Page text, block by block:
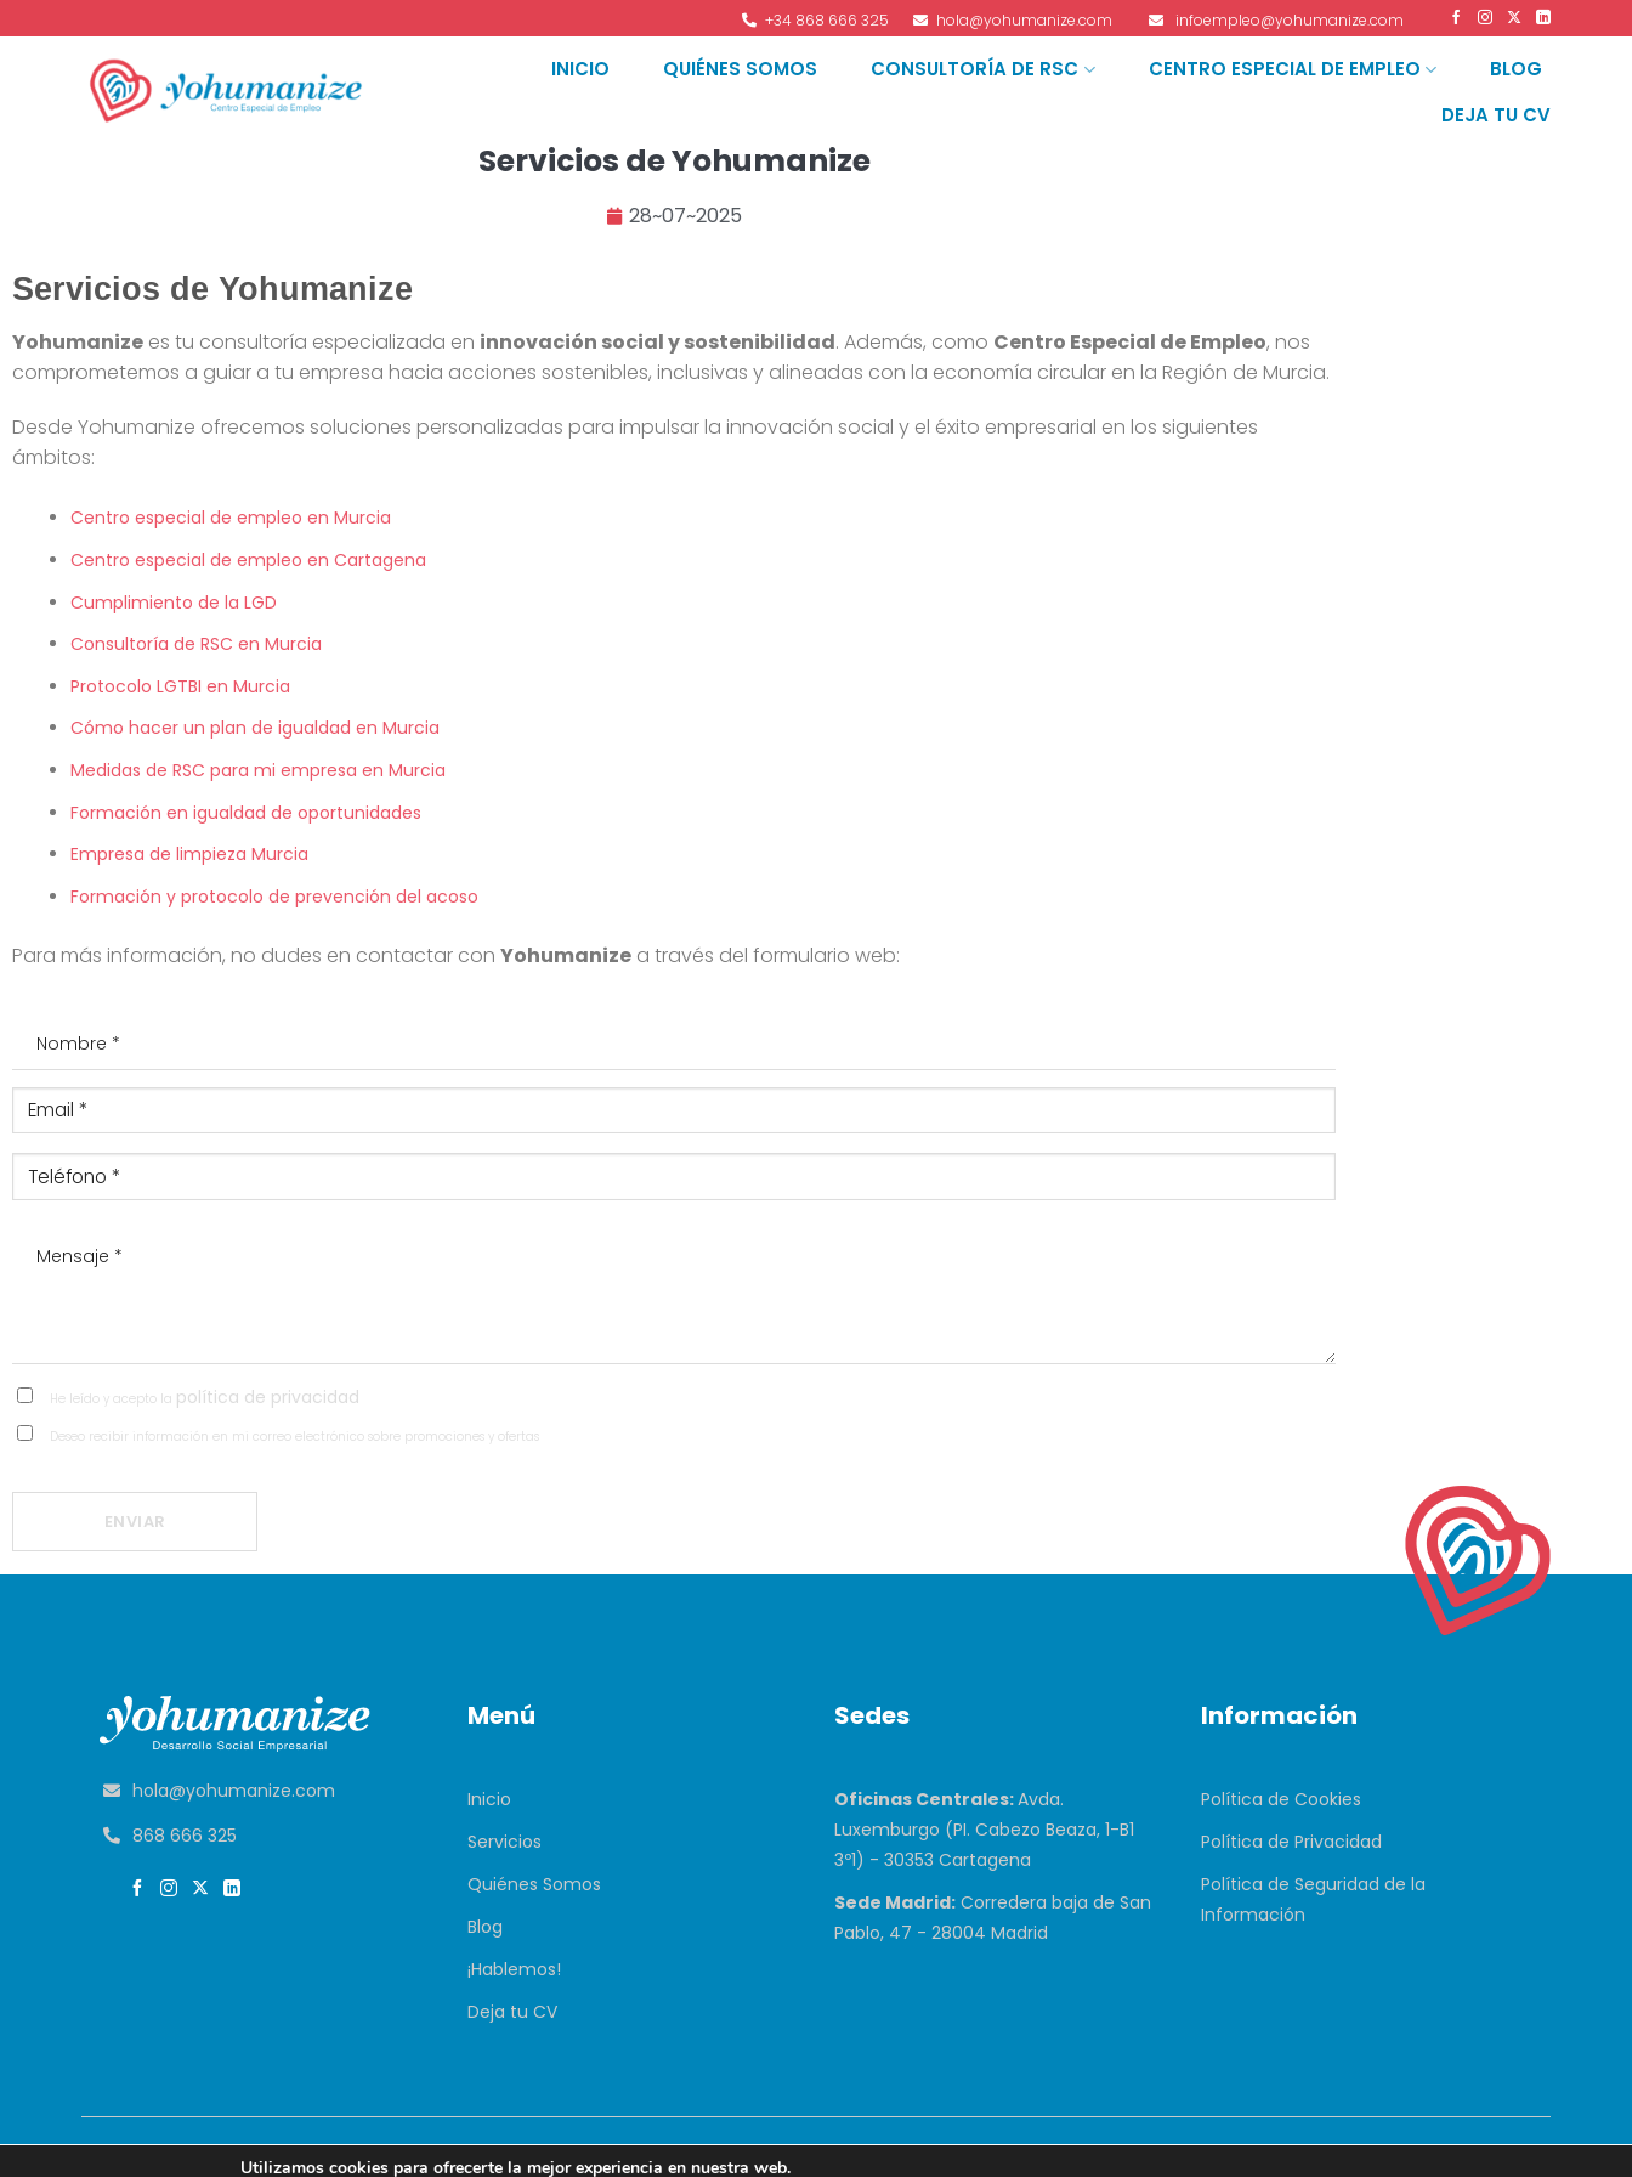
+34 868 666 325 hola@yohumanize.com infoempleo@yohumanize.com
INICIO QUIÉNES SOMOS CONSULTORÍA DE RSC CENTRO ESPECIAL DE EMPLEO
BLOG
DEJA TU CV
Servicios de Yohumanize
28~07~2025
Servicios de Yohumanize
Yohumanize es tu consultoría especializada en innovación social y sostenibilidad. Además, como Centro Especial de Empleo, nos
comprometemos a guiar a tu empresa hacia acciones sostenibles, inclusivas y alineadas con la economía circular en la Región de Murcia.
Desde Yohumanize ofrecemos soluciones personalizadas para impulsar la innovación social y el éxito empresarial en los siguientes
ámbitos:
Centro especial de empleo en Murcia
Centro especial de empleo en Cartagena
Cumplimiento de la LGD
Consultoría de RSC en Murcia
Protocolo LGTBI en Murcia
Cómo hacer un plan de igualdad en Murcia
Medidas de RSC para mi empresa en Murcia
Formación en igualdad de oportunidades
Empresa de limpieza Murcia
Formación y protocolo de prevención del acoso
Para más información, no dudes en contactar con Yohumanize a través del formulario web:
He leído y acepto la política de privacidad
Deseo recibir información en mi correo electrónico sobre promociones y ofertas
hola@yohumanize.com
868 666 325
Menú
Inicio
Servicios
Quiénes Somos
Blog
¡Hablemos!
Deja tu CV
Sedes
Oficinas Centrales:Avda.
Luxemburgo (PI. Cabezo Beaza, 1-B1
3º1) - 30353 Cartagena
Sede Madrid:Corredera baja de San
Pablo, 47 - 28004 Madrid
Información
Política de Cookies
Política de Privacidad
Política de Seguridad de la
Información
Yohumanize © Todos Los Derechos Reservados. Diseñado y desarrollado por
Utilizamos cookies para ofrecerte la mejor experiencia en nuestra web.